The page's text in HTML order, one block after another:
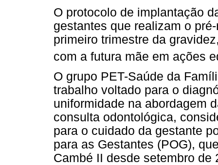
O protocolo de implantação
gestantes que realizam o
primeiro trimestre da
com a futura mãe em ações
O grupo PET-Saúde da
trabalho voltado para o
uniformidade na abordagem
consulta odontológica,
para o cuidado da gestante
para as Gestantes (POG),
Cambé II desde setembro de